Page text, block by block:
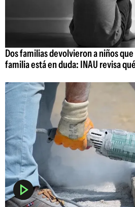
Dos familias devolvieron a niños
familia está en duda: INAU revisa